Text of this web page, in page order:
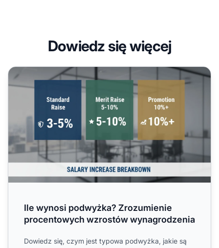
Dowiedz się więcej
Ile wynosi podwyżka? Zrozumienie procentowych
Ile wynosi podwyżka? Zrozumienie
procentowych wzrostów wynagrodzenia
Dowiedz się, czym jest typowa podwyżka, jakie są